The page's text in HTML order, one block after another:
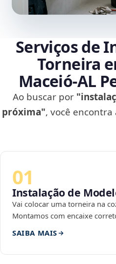
Serviços de
Torneira
Maceió‑AL
Ao buscar por
próxima", você
01
Instalação de
Vai colocar uma torneira na
Montamos com encaixe
SAIBA MAIS